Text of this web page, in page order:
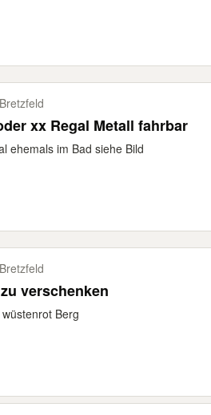
xx Regal Metall fahrbar
ehemals im Bad siehe Bild
verschenken
Berg